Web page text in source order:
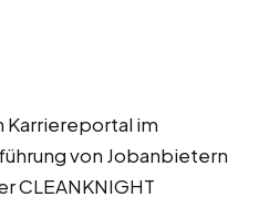
Karriereportal im
von Jobanbietern
CLEANKNIGHT